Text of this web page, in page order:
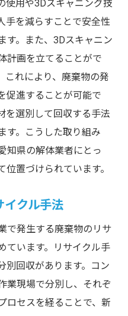
使用や3Dスキャニング技
手を減らすことで安全性
す。また、3Dスキャニン
計画を立てることがで
これにより、廃棄物の発
促進することが可能で
を選別して回収する手法
す。こうした取り組み
知県の解体業者にとっ
置づけられています。
イクル手法
で発生する廃棄物のリサ
ています。リサイクル手
別回収があります。コン
業現場で分別し、それぞ
ロセスを経ることで、新